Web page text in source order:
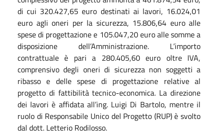
di cui 320.427,65 euro destinati ai lavori, 16.024,01
euro agli oneri per la sicurezza, 15.806,64 euro alle
spese di progettazione e 105.047,20 euro alle somme a
disposizione dell’Amministrazione. L’importo
contrattuale è pari a 280.405,60 euro oltre IVA,
comprensivo degli oneri di sicurezza non soggetti a
ribasso e delle spese di progettazione relative al
progetto di fattibilità tecnico-economica. La direzione
dei lavori è affidata all’ing. Luigi Di Bartolo, mentre il
ruolo di Responsabile Unico del Progetto (RUP) è svolto
dal dott. Letterio Rodilosso.